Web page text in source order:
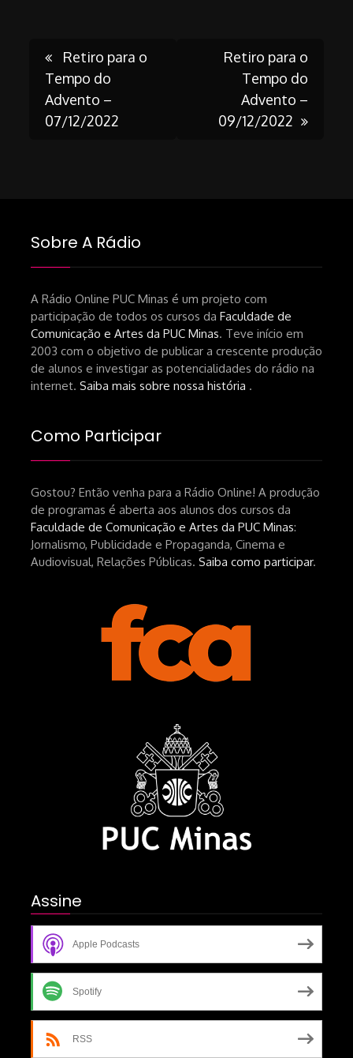
Post
navigation
Retiro para o
Tempo do
Advento –
07/12/2022
Retiro para o
Tempo do
Advento –
09/12/2022
Sobre A Rádio
A Rádio Online PUC Minas é um projeto com
participação de todos os cursos da Faculdade de
Comunicação e Artes da PUC Minas. Teve início em
2003 com o objetivo de publicar a crescente produção
de alunos e investigar as potencialidades do rádio na
internet. Saiba mais sobre nossa história .
Como Participar
Gostou? Então venha para a Rádio Online! A produção
de programas é aberta aos alunos dos cursos da
Faculdade de Comunicação e Artes da PUC Minas:
Jornalismo, Publicidade e Propaganda, Cinema e
Audiovisual, Relações Públicas. Saiba como participar.
Assine
Apple Podcasts
Spotify
RSS